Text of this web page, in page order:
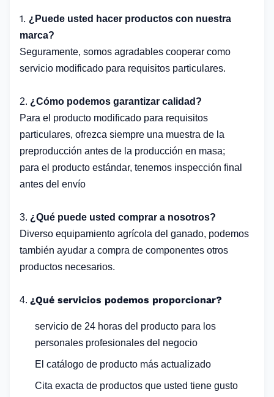
1. ¿Puede usted hacer productos con nuestra
marca?
Seguramente, somos agradables cooperar como
servicio modificado para requisitos particulares.
2. ¿Cómo podemos garantizar calidad?
Para el producto modificado para requisitos
particulares, ofrezca siempre una muestra de la
preproducción antes de la producción en masa;
para el producto estándar, tenemos inspección final
antes del envío
3. ¿Qué puede usted comprar a nosotros?
Diverso equipamiento agrícola del ganado, podemos
también ayudar a compra de componentes otros
productos necesarios.
4. ¿Qué servicios podemos proporcionar?
servicio de 24 horas del producto para los
personales profesionales del negocio
El catálogo de producto más actualizado
Cita exacta de productos que usted tiene gusto